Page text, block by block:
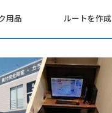
用品 ルートを作成